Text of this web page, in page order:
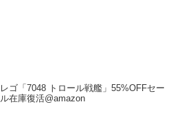
レゴ「7048 トロール戦艦」55%OFFセー
ル在庫復活@amazon